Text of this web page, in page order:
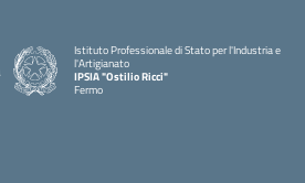
Istituto Professionale di Stato per l'Industria e
l'Artigianato
IPSIA "Ostilio Ricci"
Fermo